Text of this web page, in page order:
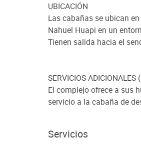
UBICACIÓN
Las cabañas se ubican
Nahuel Huapi en un
Tienen salida hacia el
SERVICIOS ADICIONALES
El complejo ofrece a sus
servicio a la cabaña de
Servicios